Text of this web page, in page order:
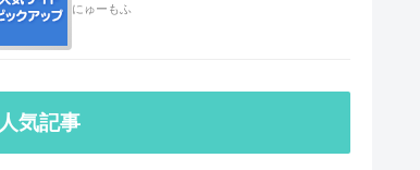
にゅーもふ
人気記事